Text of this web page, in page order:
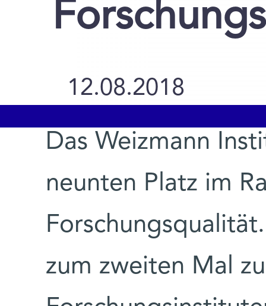
12.08.2018
Das Weizmann
neunten Platz im
zum zweiten Mal